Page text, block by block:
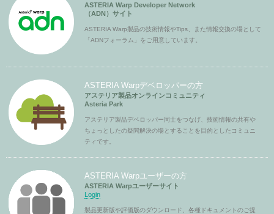
ASTERIA Warp Developer Network
（ADN）サイト
ASTERIA Warp製品の技術情報やTips、また情報交換の場として
「ADNフォーラム」をご用意しています。
ASTERIA Warpデベロッパーの方
アステリア製品オンラインコミュニティ
Asteria Park
アステリア製品デベロッパー同士をつなげ、技術情報の共有や
ちょっとしたの疑問解決の場とすることを目的としたコミュニ
ティです。
ASTERIA Warpユーザーの方
ASTERIA Warpユーザーサイト
Login
製品更新版や評価版のダウンロード、各種ドキュメントのご提